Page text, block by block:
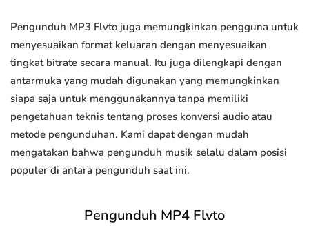
Pengunduh MP3 Flvto juga memungkinkan pengguna untuk
menyesuaikan format keluaran dengan menyesuaikan
tingkat bitrate secara manual. Itu juga dilengkapi dengan
antarmuka yang mudah digunakan yang memungkinkan
siapa saja untuk menggunakannya tanpa memiliki
pengetahuan teknis tentang proses konversi audio atau
metode pengunduhan. Kami dapat dengan mudah
mengatakan bahwa pengunduh musik selalu dalam posisi
populer di antara pengunduh saat ini.
Pengunduh MP4 Flvto